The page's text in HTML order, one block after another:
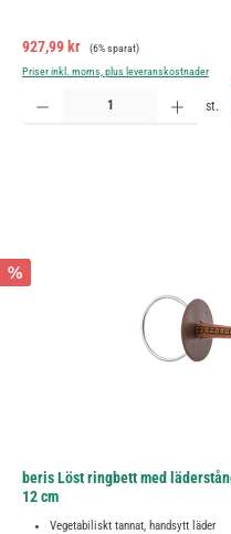
Försäljningspris:
927,99 kr Ordinarie pris:
(6% sparat)
Priser inkl. moms, plus leveranskostnader
Produktkvantitet: Ange önskat belopp eller
st.
%
beris Löst ringbett med
12 cm
Vegetabiliskt tannat, handsytt läder